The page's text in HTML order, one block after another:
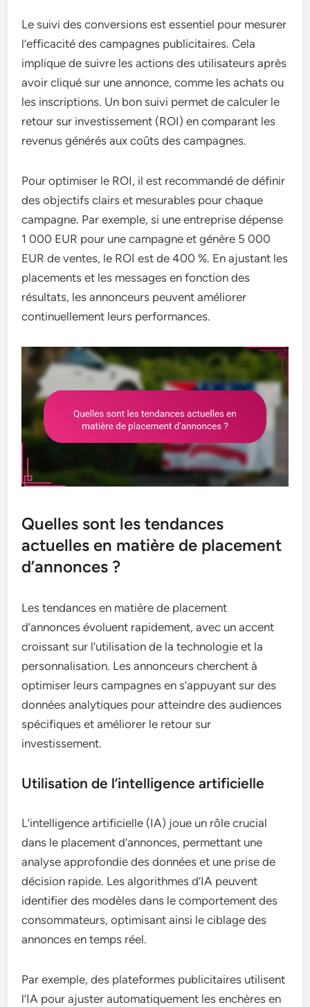
Le suivi des conversions est essentiel pour mesurer
l’efficacité des campagnes publicitaires. Cela
implique de suivre les actions des utilisateurs après
avoir cliqué sur une annonce, comme les achats ou
les inscriptions. Un bon suivi permet de calculer le
retour sur investissement (ROI) en comparant les
revenus générés aux coûts des campagnes.
Pour optimiser le ROI, il est recommandé de définir
des objectifs clairs et mesurables pour chaque
campagne. Par exemple, si une entreprise dépense
1 000 EUR pour une campagne et génère 5 000
EUR de ventes, le ROI est de 400 %. En ajustant les
placements et les messages en fonction des
résultats, les annonceurs peuvent améliorer
continuellement leurs performances.
Quelles sont les tendances
actuelles en matière de placement
d’annonces ?
Les tendances en matière de placement
d’annonces évoluent rapidement, avec un accent
croissant sur l’utilisation de la technologie et la
personnalisation. Les annonceurs cherchent à
optimiser leurs campagnes en s’appuyant sur des
données analytiques pour atteindre des audiences
spécifiques et améliorer le retour sur
investissement.
Utilisation de l’intelligence artificielle
L’intelligence artificielle (IA) joue un rôle crucial
dans le placement d’annonces, permettant une
analyse approfondie des données et une prise de
décision rapide. Les algorithmes d’IA peuvent
identifier des modèles dans le comportement des
consommateurs, optimisant ainsi le ciblage des
annonces en temps réel.
Par exemple, des plateformes publicitaires utilisent
l’IA pour ajuster automatiquement les enchères en